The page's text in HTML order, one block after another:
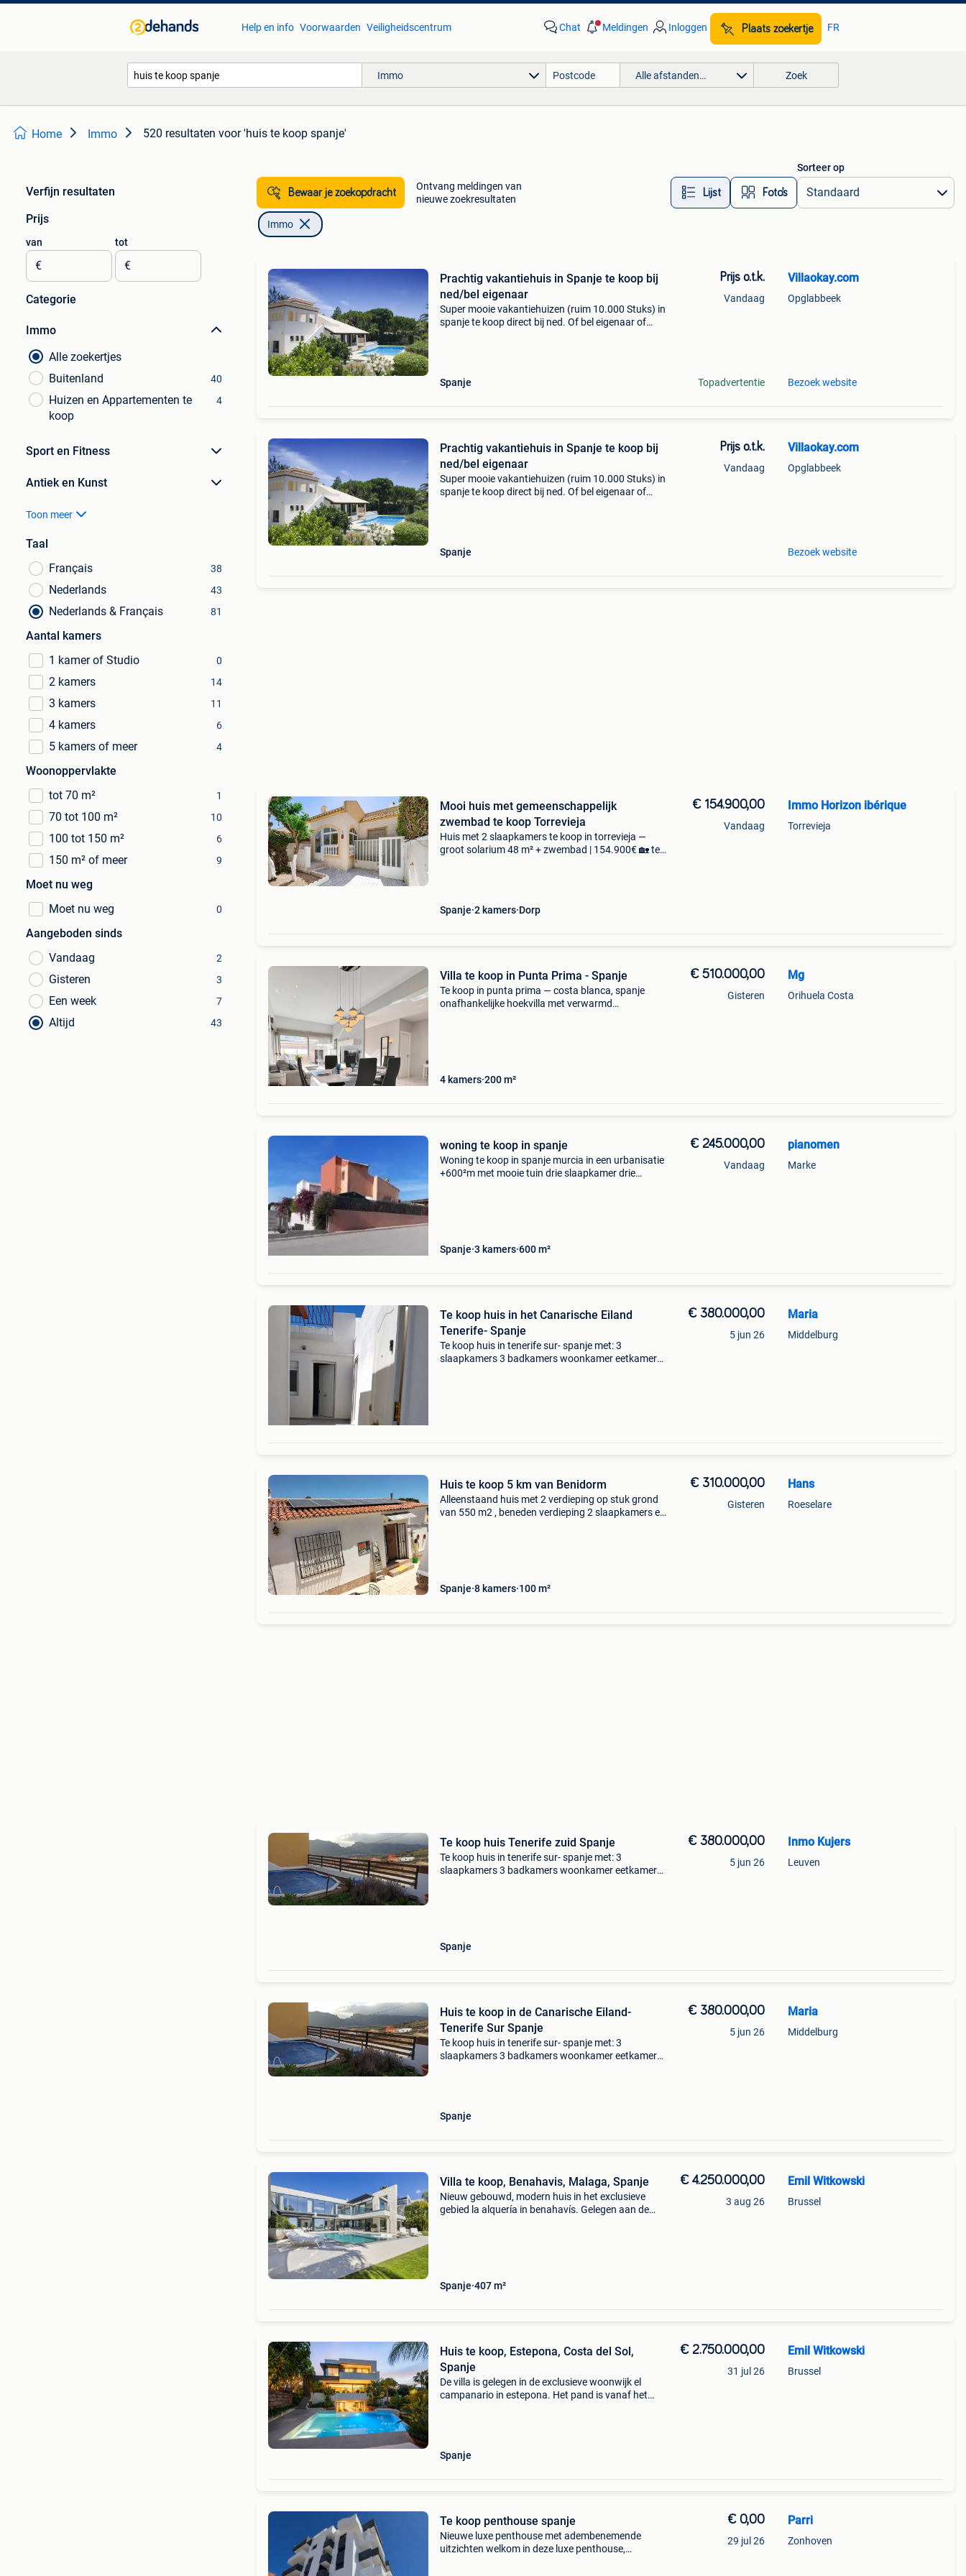
Help en info Voorwaarden Veiligheidscentrum Chat Meldingen Inloggen Plaats zoekertje FR
Immo Alle afstanden… Zoek
Home Immo 520 resultaten voor 'huis te koop spanje'
Verfijn resultaten
Prijs
van
€
tot
€
Categorie
Immo
Alle zoekertjes
Buitenland
40
Huizen en Appartementen te
koop
4
Sport en Fitness
Antiek en Kunst
Toon meer
Taal
Français
38
Nederlands 43
Nederlands & Français 81
Aantal kamers
1 kamer of Studio
0
2 kamers 14
3 kamers 11
4 kamers 6
5 kamers of meer 4
Woonoppervlakte
tot 70 m²
1
70 tot 100 m² 10
100 tot 150 m² 6
150 m² of meer 9
Moet nu weg
Moet nu weg
0
Aangeboden sinds
Vandaag
2
Gisteren 3
Een week 7
Altijd 43
Bewaar je zoekopdracht
Ontvang meldingen van
nieuwe zoekresultaten
Lijst Foto’s
Sorteer op
Immo
Prachtig vakantiehuis in Spanje te koop bij
ned/bel eigenaar
Super mooie vakantiehuizen (ruim 10.000 Stuks) in
spanje te koop direct bij ned. Of bel eigenaar of
Spanje
Prijs o.t.k.
Vandaag
Topadvertentie
Villaokay.com
Opglabbeek
Bezoek website
Prachtig vakantiehuis in Spanje te koop bij
ned/bel eigenaar
Super mooie vakantiehuizen (ruim 10.000 Stuks) in
spanje te koop direct bij ned. Of bel eigenaar of
Spanje
Prijs o.t.k.
Vandaag
Villaokay.com
Opglabbeek
Bezoek website
Mooi huis met gemeenschappelijk
zwembad te koop Torrevieja
Huis met 2 slaapkamers te koop in torrevieja —
groot solarium 48 m² + zwembad | 154.900€ 🏡 te
Spanje 2 kamers Dorp
€ 154.900,00
Vandaag
Immo Horizon ibérique
Torrevieja
Villa te koop in Punta Prima - Spanje
Te koop in punta prima — costa blanca, spanje
onafhankelijke hoekvilla met verwarmd
4 kamers 200 m²
€ 510.000,00
Gisteren
Mg
Orihuela Costa
woning te koop in spanje
Woning te koop in spanje murcia in een urbanisatie
+600²m met mooie tuin drie slaapkamer drie
Spanje 3 kamers 600 m²
€ 245.000,00
Vandaag
pianomen
Marke
Te koop huis in het Canarische Eiland
Tenerife- Spanje
Te koop huis in tenerife sur- spanje met: 3
slaapkamers 3 badkamers woonkamer eetkamer
€ 380.000,00
5 jun 26
Maria
Middelburg
Huis te koop 5 km van Benidorm
Alleenstaand huis met 2 verdieping op stuk grond
van 550 m2 , beneden verdieping 2 slaapkamers en
Spanje 8 kamers 100 m²
€ 310.000,00
Gisteren
Hans
Roeselare
Te koop huis Tenerife zuid Spanje
Te koop huis in tenerife sur- spanje met: 3
slaapkamers 3 badkamers woonkamer eetkamer
Spanje
€ 380.000,00
5 jun 26
Inmo Kujers
Leuven
Huis te koop in de Canarische Eiland-
Tenerife Sur Spanje
Te koop huis in tenerife sur- spanje met: 3
slaapkamers 3 badkamers woonkamer eetkamer
Spanje
€ 380.000,00
5 jun 26
Maria
Middelburg
Villa te koop, Benahavis, Malaga, Spanje
Nieuw gebouwd, modern huis in het exclusieve
gebied la alquería in benahavís. Gelegen aan de
Spanje 407 m²
€ 4.250.000,00
3 aug 26
Emil Witkowski
Brussel
Huis te koop, Estepona, Costa del Sol,
Spanje
De villa is gelegen in de exclusieve woonwijk el
campanario in estepona. Het pand is vanaf het
Spanje
€ 2.750.000,00
31 jul 26
Emil Witkowski
Brussel
Te koop penthouse spanje
Nieuwe luxe penthouse met adembenemende
uitzichten welkom in deze luxe penthouse,
€ 0,00
29 jul 26
Parri
Zonhoven